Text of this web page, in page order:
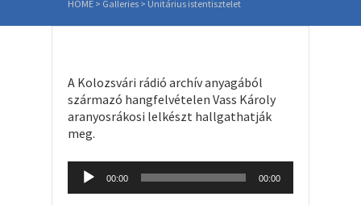
HOME > Galleries > Unitárius istentisztelet
A Kolozsvári rádió archív anyagából
származó hangfelvételen Vass Károly
aranyosrákosi lelkészt hallgathatják
meg.
Audio
Player
00:00 00:00